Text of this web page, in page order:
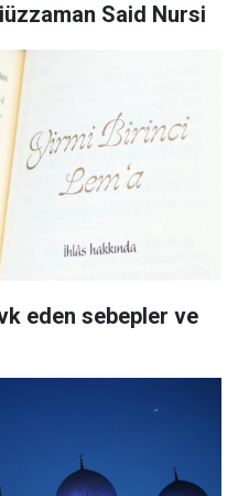
Said Nursi
eden sebepler ve